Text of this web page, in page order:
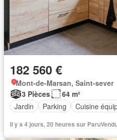
182 560 €
Mont-de-Marsan, Saint-sever
3 Pièces
64 m²
Jardin
Parking Cuisine
Il y a 4 jours, 20 heures sur